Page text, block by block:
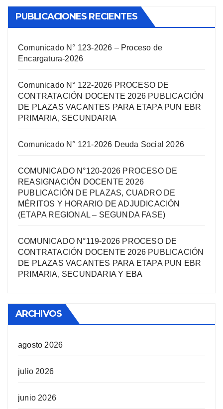
PUBLICACIONES RECIENTES
Comunicado N° 123-2026 – Proceso de
Encargatura-2026
Comunicado N° 122-2026 PROCESO DE
CONTRATACIÓN DOCENTE 2026 PUBLICACIÓN
DE PLAZAS VACANTES PARA ETAPA PUN EBR
PRIMARIA, SECUNDARIA
Comunicado N° 121-2026 Deuda Social 2026
COMUNICADO N°120-2026 PROCESO DE
REASIGNACIÓN DOCENTE 2026
PUBLICACIÓN DE PLAZAS, CUADRO DE
MÉRITOS Y HORARIO DE ADJUDICACIÓN
(ETAPA REGIONAL – SEGUNDA FASE)
COMUNICADO N°119-2026 PROCESO DE
CONTRATACIÓN DOCENTE 2026 PUBLICACIÓN
DE PLAZAS VACANTES PARA ETAPA PUN EBR
PRIMARIA, SECUNDARIA Y EBA
ARCHIVOS
agosto 2026
julio 2026
junio 2026